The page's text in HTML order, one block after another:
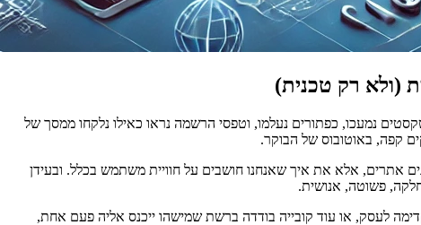
(ולא רק טכנית)
טקסטים נמעכו, כפתורים נעלמו, וטפסי הרשמה נראו כאילו נלקחו ממסך של
קפה, באוטובוס של הבוקר.
אתרים, אלא את איך שאנחנו חושבים על חוויית משתמש בכלל. ובעידן
פשוטה, אנושית.
לעסק, או עוד קובייה בודדה ברשת שמישהו ייכנס אליה פעם אחת,